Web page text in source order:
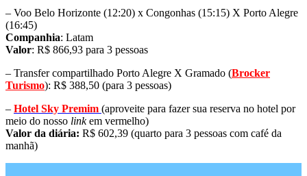
– Voo Belo Horizonte (12:20) x Congonhas (15:15) X Porto Alegre
(16:45)
Companhia: Latam
Valor: R$ 866,93 para 3 pessoas
– Transfer compartilhado Porto Alegre X Gramado (Brocker
Turismo): R$ 388,50 (para 3 pessoas)
– Hotel Sky Premim (aproveite para fazer sua reserva no hotel por
meio do nosso linkem vermelho)
Valor da diária: R$ 602,39 (quarto para 3 pessoas com café da
manhã)